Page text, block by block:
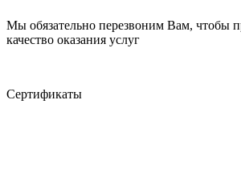
Мы обязательно перезвоним Вам, чтобы
качество оказания услуг
Сертификаты